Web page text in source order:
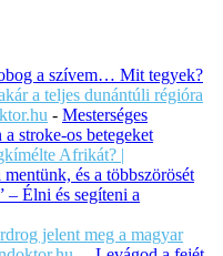
a szívem… Mit tegyek?
a teljes dunántúli régióra
- Mesterséges
stroke-os betegeket
Afrikát? |
és a többszörösét
Élni és segíteni a
jelent meg a magyar